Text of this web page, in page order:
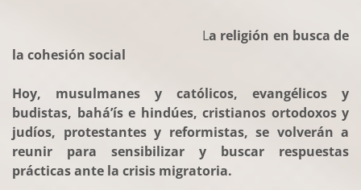
La religión en busca de
la cohesión social
Hoy, musulmanes y católicos, evangélicos y
budistas, bahá’ís e hindúes, cristianos ortodoxos y
judíos, protestantes y reformistas, se volverán a
reunir para sensibilizar y buscar respuestas
prácticas ante la crisis migratoria.